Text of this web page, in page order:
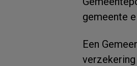
gemeente
Een